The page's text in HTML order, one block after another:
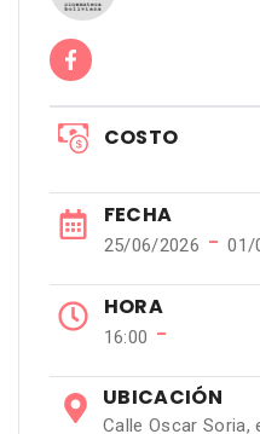
COSTO
FECHA
25/06/2026 − 01/
HORA
16:00 −
UBICACIÓN
Calle Oscar Soria,